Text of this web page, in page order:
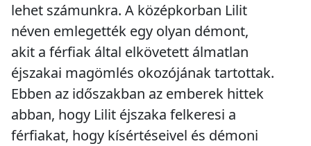
lehet számunkra. A középkorban Lilit
néven emlegették egy olyan démont,
akit a férfiak által elkövetett álmatlan
éjszakai magömlés okozójának tartottak.
Ebben az időszakban az emberek hittek
abban, hogy Lilit éjszaka felkeresi a
férfiakat, hogy kísértéseivel és démoni